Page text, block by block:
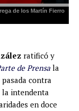
de los Martín Fierro
ratificó y
de Prensala
contra
la intendenta
en doce